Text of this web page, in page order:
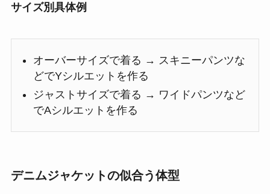
サイズ別具体例
オーバーサイズで着る → スキニーパンツな
どでYシルエットを作る
ジャストサイズで着る → ワイドパンツなど
でAシルエットを作る
デニムジャケットの似合う体型